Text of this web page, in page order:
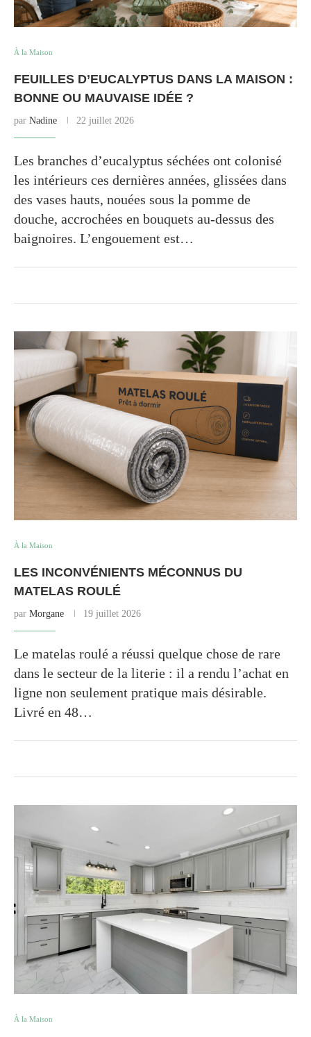
À la Maison
FEUILLES D’EUCALYPTUS DANS LA MAISON :
BONNE OU MAUVAISE IDÉE ?
par Nadine 22 juillet 2026
Les branches d’eucalyptus séchées ont colonisé
les intérieurs ces dernières années, glissées dans
des vases hauts, nouées sous la pomme de
douche, accrochées en bouquets au-dessus des
baignoires. L’engouement est…
À la Maison
LES INCONVÉNIENTS MÉCONNUS DU
MATELAS ROULÉ
par Morgane 19 juillet 2026
Le matelas roulé a réussi quelque chose de rare
dans le secteur de la literie : il a rendu l’achat en
ligne non seulement pratique mais désirable.
Livré en 48…
À la Maison